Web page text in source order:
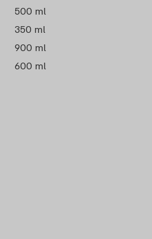
500 ml
350 ml
900 ml
600 ml